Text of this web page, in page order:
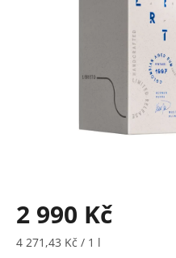
2 990 Kč
Měrná
4 271,43 Kč / 1 l